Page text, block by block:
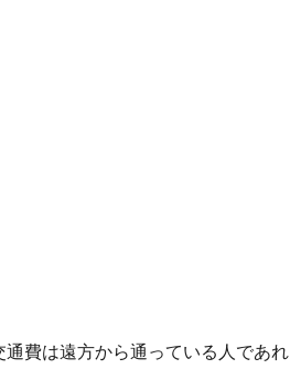
費は遠方から通っている人であれ